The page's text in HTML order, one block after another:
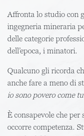
Affronta lo studio con
ingegneria mineraria
delle categorie
dell’epoca, i minatori.
Qualcuno gli ricorda
anche fare a meno di
io sono povero come
È consapevole che
occorre competenza.